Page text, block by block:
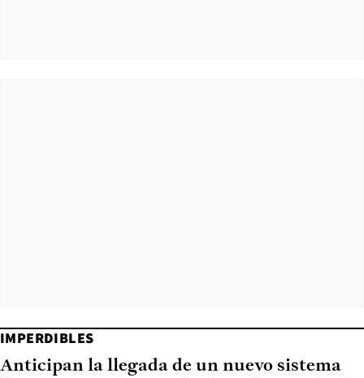
IMPERDIBLES
Anticipan la llegada de un nuevo sistema